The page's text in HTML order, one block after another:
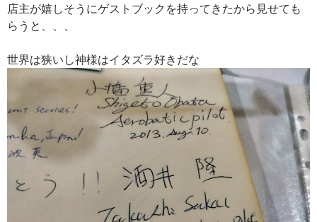
店主が嬉しそうにゲストブックを持ってきたから見せても
らうと、、、
世界は狭いし神様はイタズラ好きだな